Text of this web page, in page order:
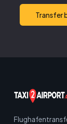
Transfer